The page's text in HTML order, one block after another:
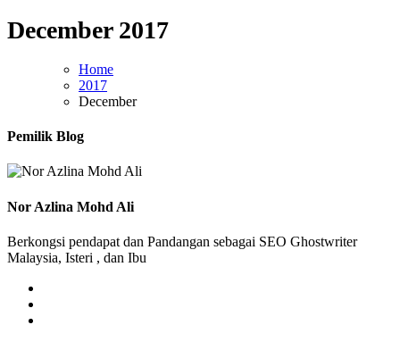
December 2017
Home
2017
December
Pemilik Blog
Nor Azlina Mohd Ali
Berkongsi pendapat dan Pandangan sebagai SEO Ghostwriter
Malaysia, Isteri , dan Ibu